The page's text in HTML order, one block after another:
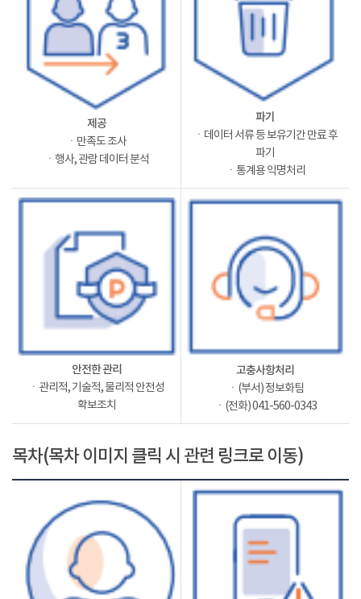
제공
ㆍ만족도 조사
ㆍ행사, 관람 데이터 분석
파기
ㆍ데이터 서류 등 보유기간 만료 후
파기
ㆍ통계용 익명처리
안전한 관리
ㆍ관리적, 기술적, 물리적 안전성
확보조치
고충사항처리
ㆍ(부서) 정보화팀
ㆍ(전화) 041-560-0343
목차(목차 이미지 클릭 시 관련 링크로 이동)